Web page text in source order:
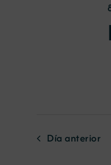
Día anterior